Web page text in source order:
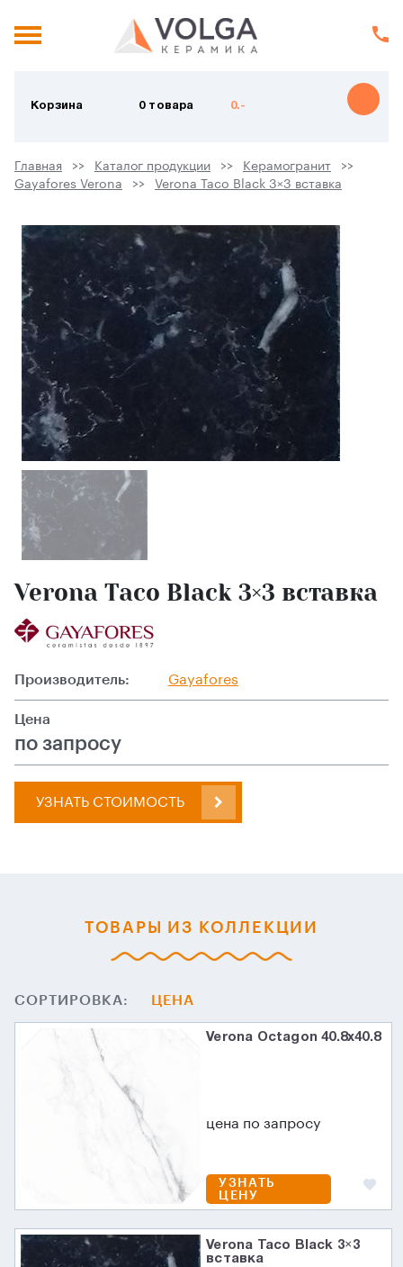
Корзина 0 товара 0.-
Главная Каталог продукции
Керамогранит
Gayafores Verona
Verona Taco Black 3×3 вставка
Verona Taco Black 3×3 вставка
Производитель: Gayafores
Цена
по запросу
УЗНАТЬ СТОИМОСТЬ
ТОВАРЫ ИЗ КОЛЛЕКЦИИ
СОРТИРОВКА: ЦЕНА
Verona Octagon 40.8x40.8
цена по запросу
УЗНАТЬ
ЦЕНУ
Verona Taco Black 3×3
вставка